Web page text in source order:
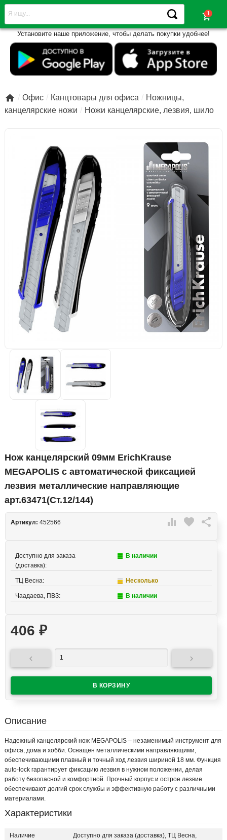
shopping_cart
Установите наше приложение, чтобы делать покупки удобнее!
 Офис Канцтовары для офиса
Ножницы,
канцелярские ножи
Ножи канцелярские, лезвия, шило
Нож канцелярский 09мм ErichKrause
MEGAPOLIS с автоматической фиксацией
лезвия металлические направляющие
арт.63471(Ст.12/144)
 favorite 
Артикул: 452566
Доступно для заказа
(доставка):
В наличии
ТЦ Весна: Несколько
Чаадаева, ПВЗ: В наличии
406 ₽
 
Описание
Надежный канцелярский нож MEGAPOLIS – незаменимый инструмент для
офиса, дома и хобби. Оснащен металлическими направляющими,
обеспечивающими плавный и точный ход лезвия шириной 18 мм. Функция
auto-lock гарантирует фиксацию лезвия в нужном положении, делая
работу безопасной и комфортной. Прочный корпус и острое лезвие
обеспечивают долгий срок службы и эффективную работу с различными
материалами.
Характеристики
Наличие
Доступно для заказа (доставка), ТЦ Весна,